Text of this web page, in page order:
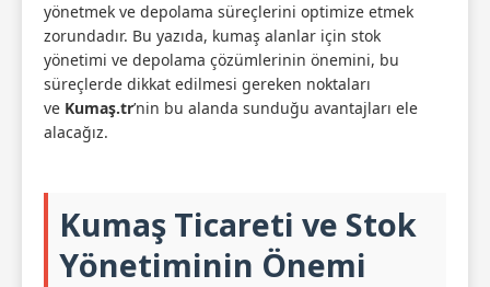
yönetmek ve depolama süreçlerini optimize etmek
zorundadır. Bu yazıda, kumaş alanlar için stok
yönetimi ve depolama çözümlerinin önemini, bu
süreçlerde dikkat edilmesi gereken noktaları
ve Kumaş.tr’nin bu alanda sunduğu avantajları ele
alacağız.
Kumaş Ticareti ve Stok
Yönetiminin Önemi